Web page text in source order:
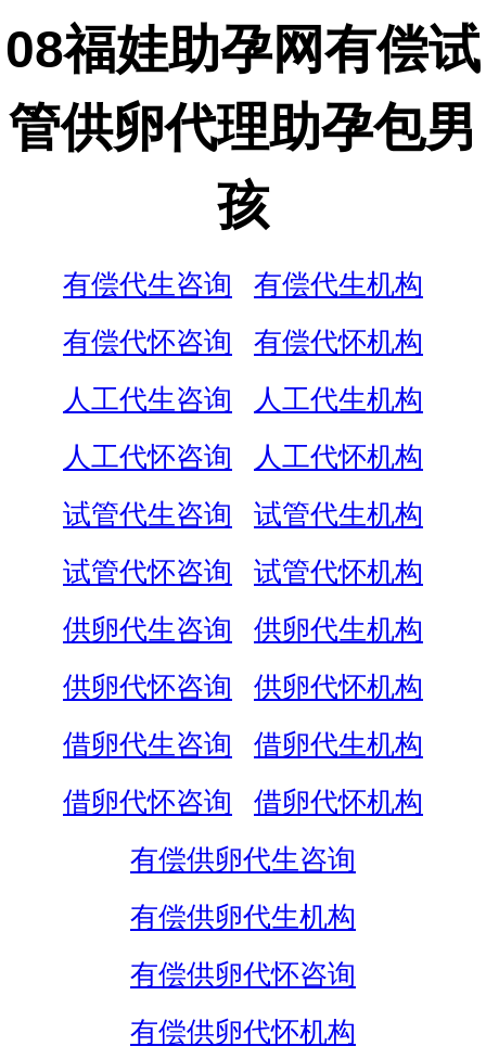
08福娃助孕网有偿试
管供卵代理助孕包男
孩
有偿代生咨询
有偿代生机构
有偿代怀咨询
有偿代怀机构
人工代生咨询
人工代生机构
人工代怀咨询
人工代怀机构
试管代生咨询
试管代生机构
试管代怀咨询
试管代怀机构
供卵代生咨询
供卵代生机构
供卵代怀咨询
供卵代怀机构
借卵代生咨询
借卵代生机构
借卵代怀咨询
借卵代怀机构
有偿供卵代生咨询
有偿供卵代生机构
有偿供卵代怀咨询
有偿供卵代怀机构